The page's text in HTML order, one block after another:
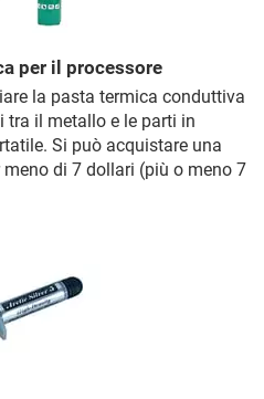
per il processore
la pasta termica conduttiva
tra il metallo e le parti in
Si può acquistare una
di 7 dollari (più o meno 7